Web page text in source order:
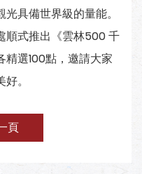
具備世界級的量能。
順式推出《雲林500 千
選100點，邀請大家
。
頁